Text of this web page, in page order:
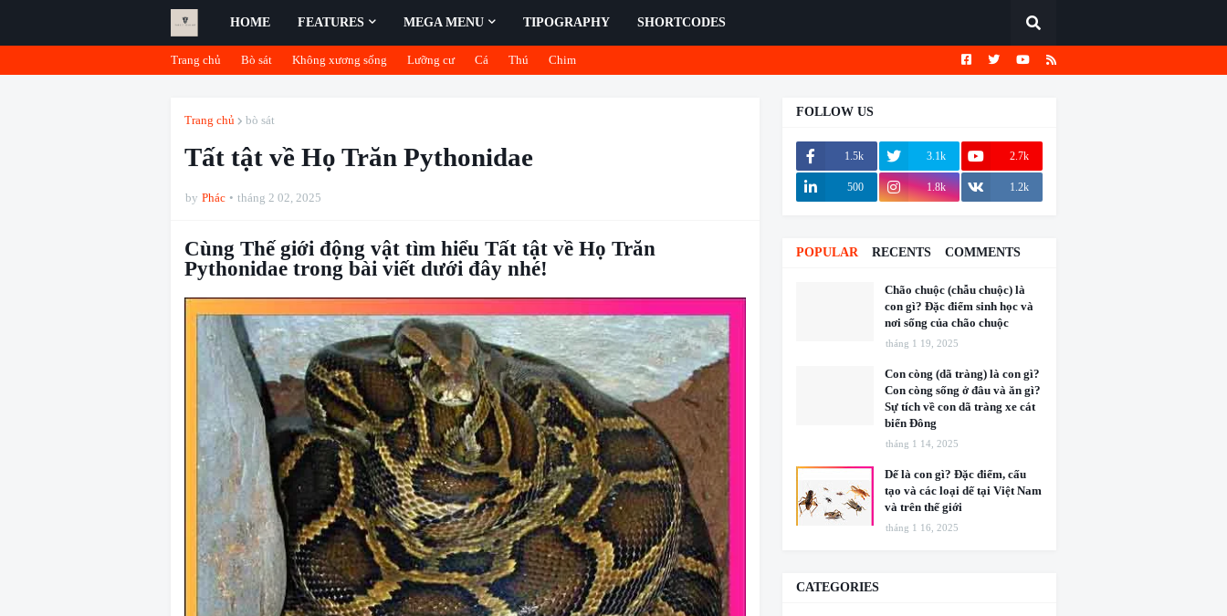
HOME FEATURES MEGA MENU TIPOGRAPHY SHORTCODES
Trang chủ Bò sát Không xương sống Lưỡng cư Cá Thú Chim
Trang chủ bò sát
Tất tật về Họ Trăn Pythonidae
by Phác tháng 2 02, 2025
Cùng Thế giới động vật tìm hiểu Tất tật về Họ Trăn
Pythonidae trong bài viết dưới đây nhé!
FOLLOW US
1.5k 3.1k 2.7k
500 1.8k 1.2k
POPULAR RECENTS COMMENTS
Chão chuộc (chẫu chuộc) là
con gì? Đặc điểm sinh học và
nơi sống của chão chuộc
tháng 1 19, 2025
Con còng (dã tràng) là con gì?
Con còng sống ở đâu và ăn gì?
Sự tích về con dã tràng xe cát
biển Đông
tháng 1 14, 2025
Dế là con gì? Đặc điểm, cấu
tạo và các loại dế tại Việt Nam
và trên thế giới
tháng 1 16, 2025
CATEGORIES